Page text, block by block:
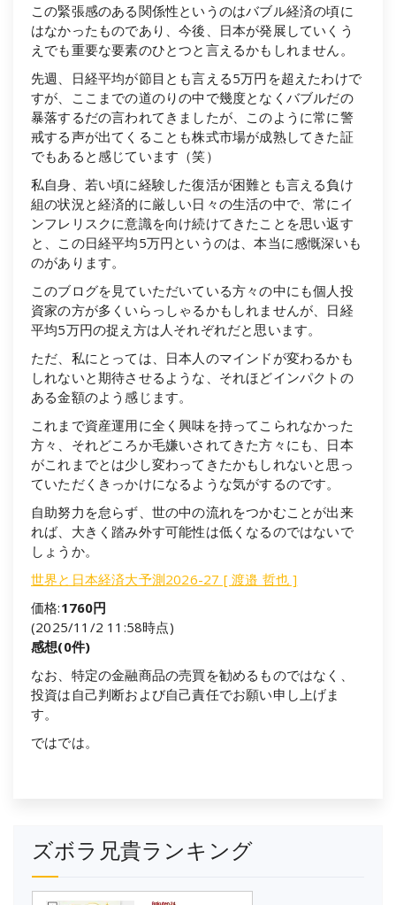
この緊張感のある関係性というのはバブル経済の頃に
はなかったものであり、今後、日本が発展していくう
えでも重要な要素のひとつと言えるかもしれません。
先週、日経平均が節目とも言える5万円を超えたわけで
すが、ここまでの道のりの中で幾度となくバブルだの
暴落するだの言われてきましたが、このように常に警
戒する声が出てくることも株式市場が成熟してきた証
でもあると感じています（笑）
私自身、若い頃に経験した復活が困難とも言える負け
組の状況と経済的に厳しい日々の生活の中で、常にイ
ンフレリスクに意識を向け続けてきたことを思い返す
と、この日経平均5万円というのは、本当に感慨深いも
のがあります。
このブログを見ていただいている方々の中にも個人投
資家の方が多くいらっしゃるかもしれませんが、日経
平均5万円の捉え方は人それぞれだと思います。
ただ、私にとっては、日本人のマインドが変わるかも
しれないと期待させるような、それほどインパクトの
ある金額のよう感じます。
これまで資産運用に全く興味を持ってこられなかった
方々、それどころか毛嫌いされてきた方々にも、日本
がこれまでとは少し変わってきたかもしれないと思っ
ていただくきっかけになるような気がするのです。
自助努力を怠らず、世の中の流れをつかむことが出来
れば、大きく踏み外す可能性は低くなるのではないで
しょうか。
世界と日本経済大予測2026-27 [ 渡邉 哲也 ]
価格:1760円
(2025/11/2 11:58時点)
感想(0件)
なお、特定の金融商品の売買を勧めるものではなく、
投資は自己判断および自己責任でお願い申し上げま
す。
ではでは。
ズボラ兄貴ランキング